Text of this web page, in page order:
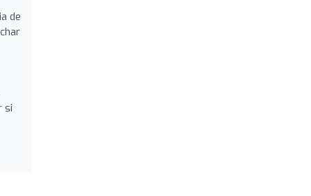
de
si